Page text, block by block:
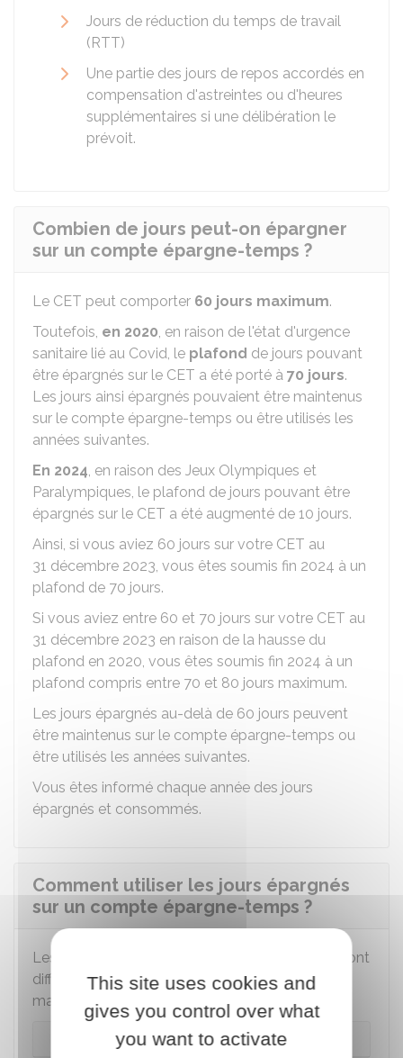
Jours de réduction du temps de travail
(RTT)
Une partie des jours de repos accordés en
compensation d'astreintes ou d'heures
supplémentaires si une délibération le
prévoit.
Combien de jours peut-on épargner
sur un compte épargne-temps ?
Le CET peut comporter 60 jours maximum.
Toutefois, en 2020, en raison de l'état d'urgence
sanitaire lié au Covid, le plafond de jours pouvant
être épargnés sur le CET a été porté à 70 jours.
Les jours ainsi épargnés pouvaient être maintenus
sur le compte épargne-temps ou être utilisés les
années suivantes.
En 2024, en raison des Jeux Olympiques et
Paralympiques, le plafond de jours pouvant être
épargnés sur le CET a été augmenté de 10 jours.
Ainsi, si vous aviez 60 jours sur votre CET au
31 décembre 2023, vous êtes soumis fin 2024 à un
plafond de 70 jours.
Si vous aviez entre 60 et 70 jours sur votre CET au
31 décembre 2023 en raison de la hausse du
plafond en 2020, vous êtes soumis fin 2024 à un
plafond compris entre 70 et 80 jours maximum.
Les jours épargnés au-delà de 60 jours peuvent
être maintenus sur le compte épargne-temps ou
être utilisés les années suivantes.
Vous êtes informé chaque année des jours
épargnés et consommés.
Comment utiliser les jours épargnés
sur un compte épargne-temps ?
Les conditions d'utilisation des jours épargnés sont
différentes selon que votre CET compte au
maximum 15 jours ou plus de 15 jours.
Votre CET ne dépasse pas 15 jours
This site uses cookies and
gives you control over what
you want to activate